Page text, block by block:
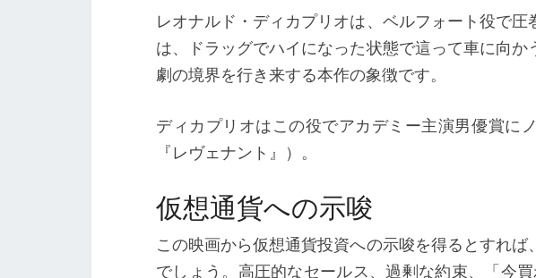
レオナルド・ディカプリオは、ベルフォート役で
は、ドラッグでハイになった状態で這って車に向
劇の境界を行き来する本作の象徴です。
ディカプリオはこの役でアカデミー主演男優賞に
『レヴェナント』）。
仮想通貨への示唆
この映画から仮想通貨投資への示唆を得るとすれ
でしょう。高圧的なセールス、過剰な約束、「今